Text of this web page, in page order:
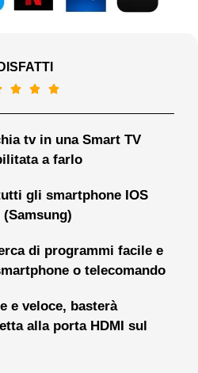
  
tv in una Smart TV
a farlo
gli smartphone IOS
di programmi facile e
o telecomando
e veloce, basterà
alla porta HDMI sul